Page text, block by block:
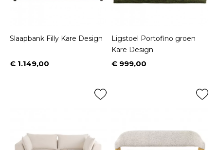
Slaapbank Filly Kare Design
Prijs
€ 1.149,00
Ligstoel Portofino groen
Kare Design
Prijs
€ 999,00